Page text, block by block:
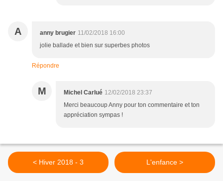
A anny brugier 11/02/2018 16:00
jolie ballade et bien sur superbes photos
Répondre
M Michel Carlué 12/02/2018 23:37
Merci beaucoup Anny pour ton commentaire et ton
appréciation sympas !
< Hiver 2018 - 3 L'enfance >